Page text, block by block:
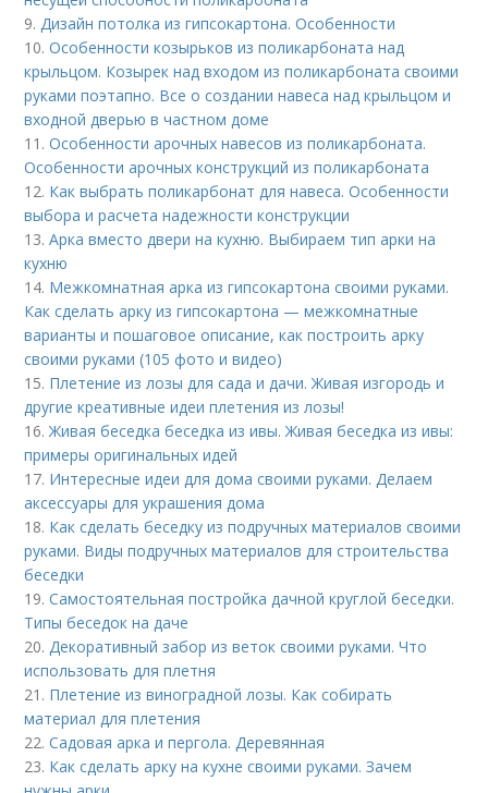
9.Дизайн потолка из гипсокартона. Особенности
10.Особенности козырьков из поликарбоната над
крыльцом. Козырек над входом из поликарбоната своими
руками поэтапно. Все о создании навеса над крыльцом и
входной дверью в частном доме
11.Особенности арочных навесов из поликарбоната.
Особенности арочных конструкций из поликарбоната
12. Как выбрать поликарбонат для навеса. Особенности
выбора и расчета надежности конструкции
13.Арка вместо двери на кухню. Выбираем тип арки на
кухню
14. Межкомнатная арка из гипсокартона своими руками.
Как сделать арку из гипсокартона — межкомнатные
варианты и пошаговое описание, как построить арку
своими руками (105 фото и видео)
15. Плетение из лозы для сада и дачи. Живая изгородь и
другие креативные идеи плетения из лозы!
16.Живая беседка беседка из ивы. Живая беседка из ивы:
примеры оригинальных идей
17. Интересные идеи для дома своими руками. Делаем
аксессуары для украшения дома
18. Как сделать беседку из подручных материалов своими
руками. Виды подручных материалов для строительства
беседки
19.Самостоятельная постройка дачной круглой беседки.
Типы беседок на даче
20.Декоративный забор из веток своими руками. Что
использовать для плетня
21. Плетение из виноградной лозы. Как собирать
материал для плетения
22.Садовая арка и пергола. Деревянная
23. Как сделать арку на кухне своими руками. Зачем